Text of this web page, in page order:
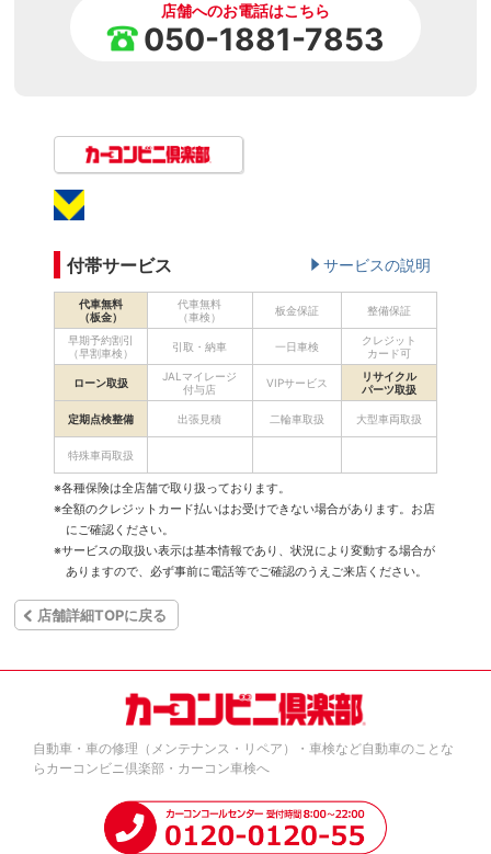
店舗へのお電話はこちら
050-1881-7853
付帯サービス サービスの説明
代車無料
（板金）
代車無料
（車検）
板金保証 整備保証
早期予約割引
（早割車検）
引取・納車 一日車検
クレジット
カード可
ローン取扱
JALマイレージ
付与店
VIPサービス
リサイクル
パーツ取扱
定期点検整備 出張見積 二輪車取扱 大型車両取扱
特殊車両取扱
※各種保険は全店舗で取り扱っております。
※全額のクレジットカード払いはお受けできない場合があります。お店
にご確認ください。
※サービスの取扱い表示は基本情報であり、状況により変動する場合が
ありますので、必ず事前に電話等でご確認のうえご来店ください。
店舗詳細TOPに戻る
自動車・車の修理（メンテナンス・リペア）・車検など自動車のことな
らカーコンビニ倶楽部・カーコン車検へ